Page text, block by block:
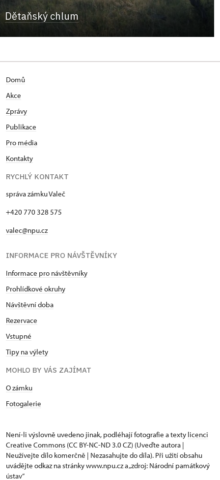
Dětaňský chlum
Domů
Akce
Zprávy
Publikace
Pro média
Kontakty
RYCHLÝ KONTAKT
správa zámku Valeč
+420 770 328 575
valec@npu.cz
INFORMACE PRO NÁVŠTĚVNÍKY
Informace pro návštěvníky
Prohlídkové okruhy
Návštěvní doba
Rezervace
Vstupné
Tipy na výlety
MOHLO BY VÁS ZAJÍMAT
O zámku
Fotogalerie
Není-li výslovně uvedeno jinak, podléhají fotografie a texty licenci
Creative Commons (CC BY-NC-ND 3.0 CZ) (Uveďte autora |
Neužívejte dílo komerčně | Nezasahujte do díla). Při užití obsahu
uvádějte odkaz na stránky www.npu.cz a „zdroj: Národní památkový
ústav“